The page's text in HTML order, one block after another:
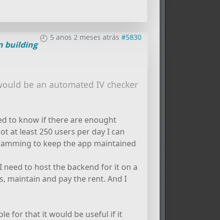
5 anos 2 meses atrás #5830
building
be an automated IV checker
to know if there are enought
at least 250 users per day I can
to keep the app maintained
need to host the backend for it on a
maintain and pay the rent. And I
for that it would be useful if it